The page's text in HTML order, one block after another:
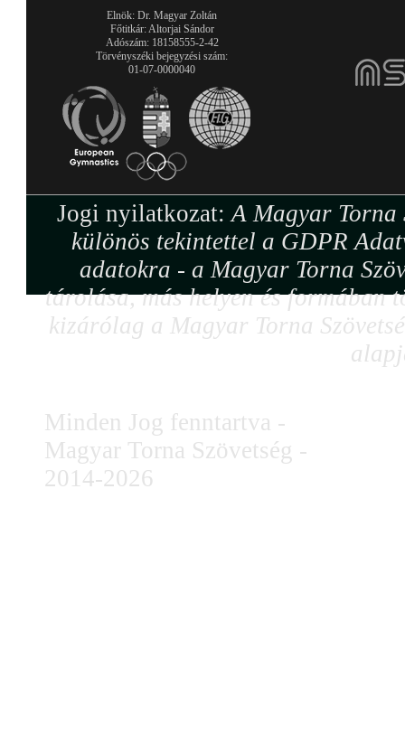
Elnök: Dr. Magyar Zoltán
Főtitkár: Altorjai Sándor
Adószám: 18158555-2-42
Törvényszéki bejegyzési szám:
01-07-0000040
Jogi nyilatkozat:A Magyar Torna
különös tekintettel a GDPR
adatokra - a Magyar Torna
tárolása, más helyen és formában
kizárólag a Magyar Torna
Minden Jog fenntartva -
Magyar Torna Szövetség -
2014-2026